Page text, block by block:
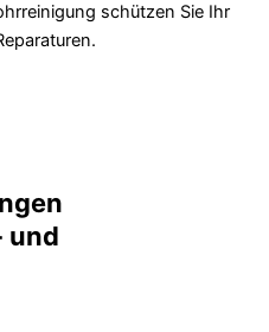
schützen Sie Ihr
und